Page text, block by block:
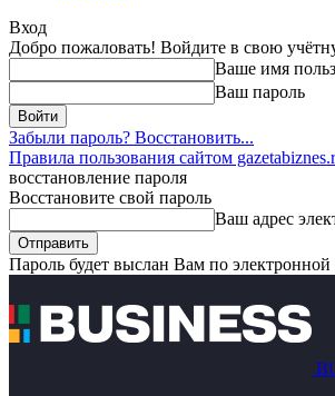
Вход
Добро пожаловать! Войдите в свою
Ваше имя
Ваш пароль
Забыли пароль? Восстановить...
Правила пользования сайтом
восстановление пароля
Восстановите свой пароль
Ваш адрес
Пароль будет выслан Вам по электронной